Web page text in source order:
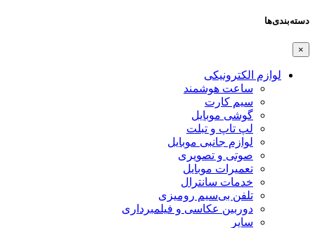
دسته‌بندی‌ها
×
لوازم الکترونیکی
ساعت هوشمند
سیم کارت
گوشی موبایل
لپ تاپ و تبلت
لوازم جانبی موبایل
صوتی و تصویری
تعمیرات موبایل
خدمات سانترال
تلفن بی‌سیم رومیزی
دوربین عکاسی و فیلمبرداری
سایر